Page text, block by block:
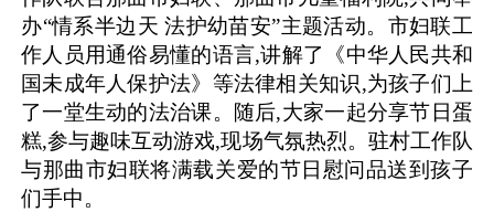
办“情系半边天 法护幼苗安”主题活动。市妇联工
作人员用通俗易懂的语言,讲解了《中华人民共和
国未成年人保护法》等法律相关知识,为孩子们上
了一堂生动的法治课。随后,大家一起分享节日蛋
糕,参与趣味互动游戏,现场气氛热烈。驻村工作队
与那曲市妇联将满载关爱的节日慰问品送到孩子
们手中。